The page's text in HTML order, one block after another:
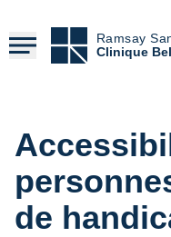
contenu
principal
Ramsay
Clinique
de